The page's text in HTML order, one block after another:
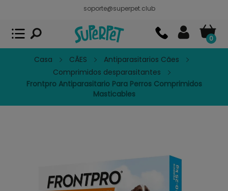
soporte@superpet.club
0
Casa CÃES
Antiparasitarios Cães
Comprimidos desparasitantes
Frontpro Antiparasitario Para Perros Comprimidos
Masticables
Superpet, comida para mascotas
APP GRATIS - En Google Play